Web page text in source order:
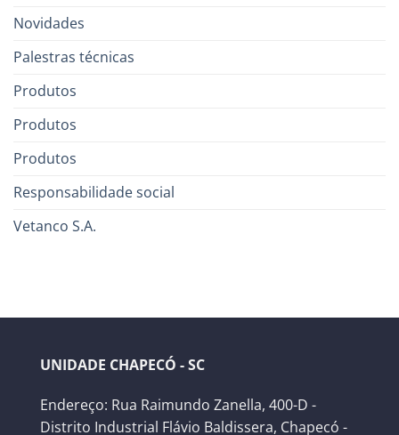
Novidades
Palestras técnicas
Produtos
Produtos
Produtos
Responsabilidade social
Vetanco S.A.
UNIDADE CHAPECÓ - SC
Endereço: Rua Raimundo Zanella, 400-D -
Distrito Industrial Flávio Baldissera, Chapecó -